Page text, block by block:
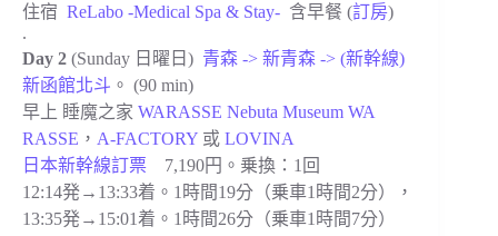
住宿 ReLabo -Medical Spa & Stay- 含早餐 (訂房)
.
Day 2 (Sunday 日曜日) 青森 -> 新青森 -> (新幹線)
新函館北斗 。 (90 min)
早上 睡魔之家 WARASSE Nebuta Museum WA
RASSE ， A-FACTORY 或 LOVINA
日本新幹線訂票 7,190円。乗換：1回
12:14発→13:33着。1時間19分（乗車1時間2分），
13:35発→15:01着。1時間26分（乗車1時間7分）